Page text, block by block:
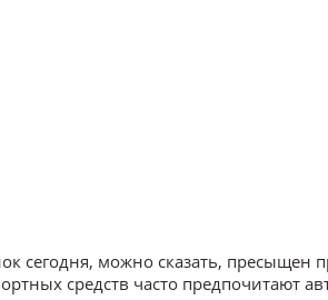
сегодня, можно сказать,
средств часто предпочитают